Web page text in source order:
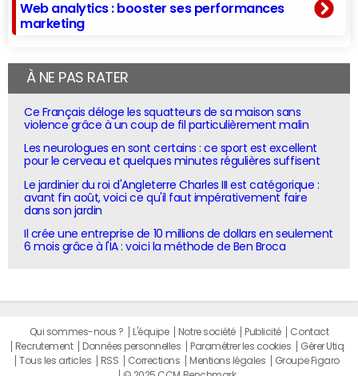
Web analytics : booster ses performances
marketing
À NE PAS RATER
Ce Français déloge les squatteurs de sa maison sans
violence grâce à un coup de fil particulièrement malin
Les neurologues en sont certains : ce sport est excellent
pour le cerveau et quelques minutes régulières suffisent
Le jardinier du roi d'Angleterre Charles III est catégorique :
avant fin août, voici ce qu'il faut impérativement faire
dans son jardin
Il crée une entreprise de 10 millions de dollars en seulement
6 mois grâce à l'IA : voici la méthode de Ben Broca
Qui sommes-nous ? L'équipe Notre société Publicité
Contact
Recrutement
Données personnelles Paramétrer les cookies
Gérer Utiq
Tous les articles
RSS Corrections Mentions légales
Groupe Figaro